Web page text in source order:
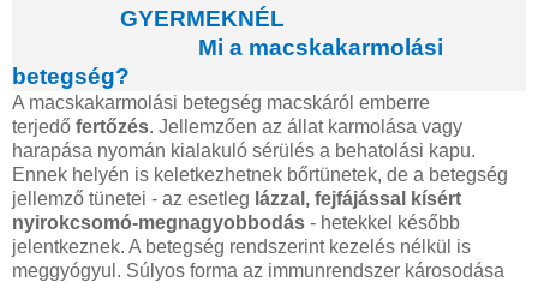
GYERMEKNÉL
Mi a macskakarmolási
betegség?
A macskakarmolási betegség macskáról emberre
terjedő fertőzés. Jellemzően az állat karmolása vagy
harapása nyomán kialakuló sérülés a behatolási kapu.
Ennek helyén is keletkezhetnek bőrtünetek, de a betegség
jellemző tünetei - az esetleg lázzal, fejfájással kísért
nyirokcsomó-megnagyobbodás - hetekkel később
jelentkeznek. A betegség rendszerint kezelés nélkül is
meggyógyul. Súlyos forma az immunrendszer károsodása